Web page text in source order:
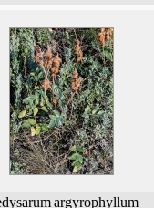
argyrophyllum